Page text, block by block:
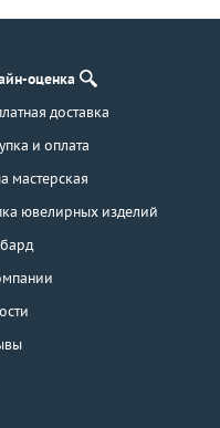
оценка
доставка
и оплата
мастерская
ювелирных изделий